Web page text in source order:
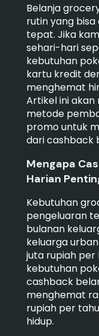
Belanja
rutin yang
tepat. Jika
sehari-hari
kebutuhan
kartu kredit
menghemat
Artikel ini
metode
promo untuk
dari cashback
Mengapa
Harian
Kebutuhan
pengeluaran
bulanan
keluarga
juta rupiah per
kebutuhan
cashback
menghemat
rupiah per
hidup.